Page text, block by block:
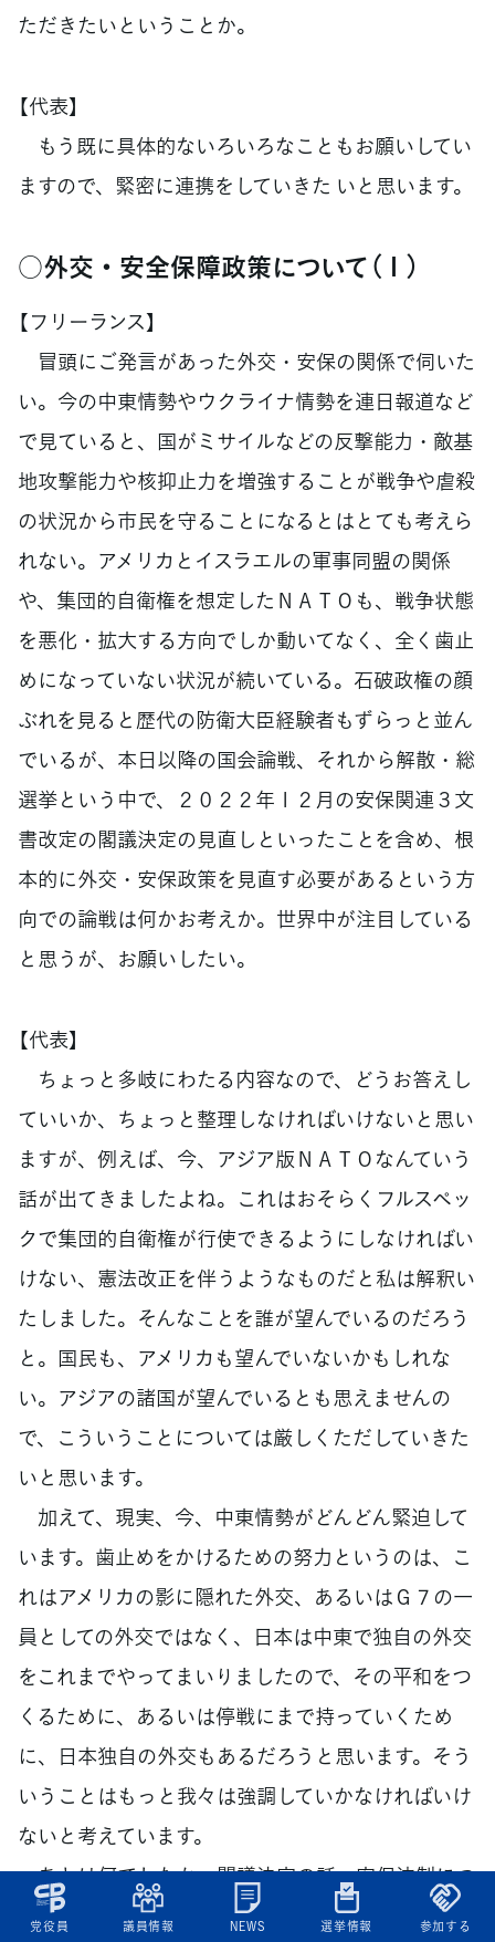
党役員 議員情報 NEWS 選挙情報 参加する
ただきたいということか。
【代表】
もう既に具体的ないろいろなこともお願いしてい
ますので、緊密に連携をしていきた いと思います。
○外交・安全保障政策について（１）
【フリーランス】
冒頭にご発言があった外交・安保の関係で伺いた
い。今の中東情勢やウクライナ情勢を連日報道など
で見ていると、国がミサイルなどの反撃能力・敵基
地攻撃能力や核抑止力を増強することが戦争や虐殺
の状況から市民を守ることになるとはとても考えら
れない。アメリカとイスラエルの軍事同盟の関係
や、集団的自衛権を想定したＮＡＴＯも、戦争状態
を悪化・拡大する方向でしか動いてなく、全く歯止
めになっていない状況が続いている。石破政権の顔
ぶれを見ると歴代の防衛大臣経験者もずらっと並ん
でいるが、本日以降の国会論戦、それから解散・総
選挙という中で、２０２２年１２月の安保関連３文
書改定の閣議決定の見直しといったことを含め、根
本的に外交・安保政策を見直す必要があるという方
向での論戦は何かお考えか。世界中が注目している
と思うが、お願いしたい。
【代表】
ちょっと多岐にわたる内容なので、どうお答えし
ていいか、ちょっと整理しなければいけないと思い
ますが、例えば、今、アジア版ＮＡＴＯなんていう
話が出てきましたよね。これはおそらくフルスペッ
クで集団的自衛権が行使できるようにしなければい
けない、憲法改正を伴うようなものだと私は解釈い
たしました。そんなことを誰が望んでいるのだろう
と。国民も、アメリカも望んでいないかもしれな
い。アジアの諸国が望んでいるとも思えませんの
で、こういうことについては厳しくただしていきた
いと思います。
加えて、現実、今、中東情勢がどんどん緊迫して
います。歯止めをかけるための努力というのは、こ
れはアメリカの影に隠れた外交、あるいはＧ７の一
員としての外交ではなく、日本は中東で独自の外交
をこれまでやってまいりましたので、その平和をつ
くるために、あるいは停戦にまで持っていくため
に、日本独自の外交もあるだろうと思います。そう
いうことはもっと我々は強調していかなければいけ
ないと考えています。
あとは何でしたか。閣議決定の話。安保法制につ
いて。安保法制については、従来から申していると